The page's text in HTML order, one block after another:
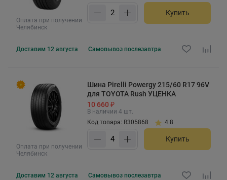
Оплата при получении
Челябинск
Купить
Доставим 12 августа Самовывоз послезавтра
Оплата при получении
Челябинск
Шина Pirelli Powergy 215/60 R17 96V
для TOYOTA Rush УЦЕНКА
10 660 ₽
В наличии 4 шт.
Код товара: R305868
4.8
Купить
Доставим 12 августа Самовывоз послезавтра